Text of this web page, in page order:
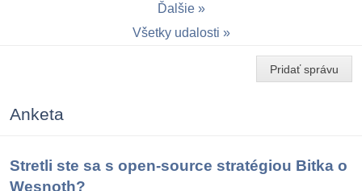
Ďalšie
Všetky udalosti
Pridať správu
Anketa
Stretli ste sa s open-source stratégiou Bitka o
Wesnoth?